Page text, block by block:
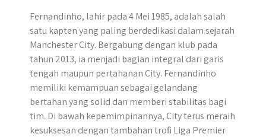
Fernandinho, lahir pada 4 Mei 1985, adalah salah
satu kapten yang paling berdedikasi dalam sejarah
Manchester City. Bergabung dengan klub pada
tahun 2013, ia menjadi bagian integral dari garis
tengah maupun pertahanan City. Fernandinho
memiliki kemampuan sebagai gelandang
bertahan yang solid dan memberi stabilitas bagi
tim. Di bawah kepemimpinannya, City terus meraih
kesuksesan dengan tambahan trofi Liga Premier